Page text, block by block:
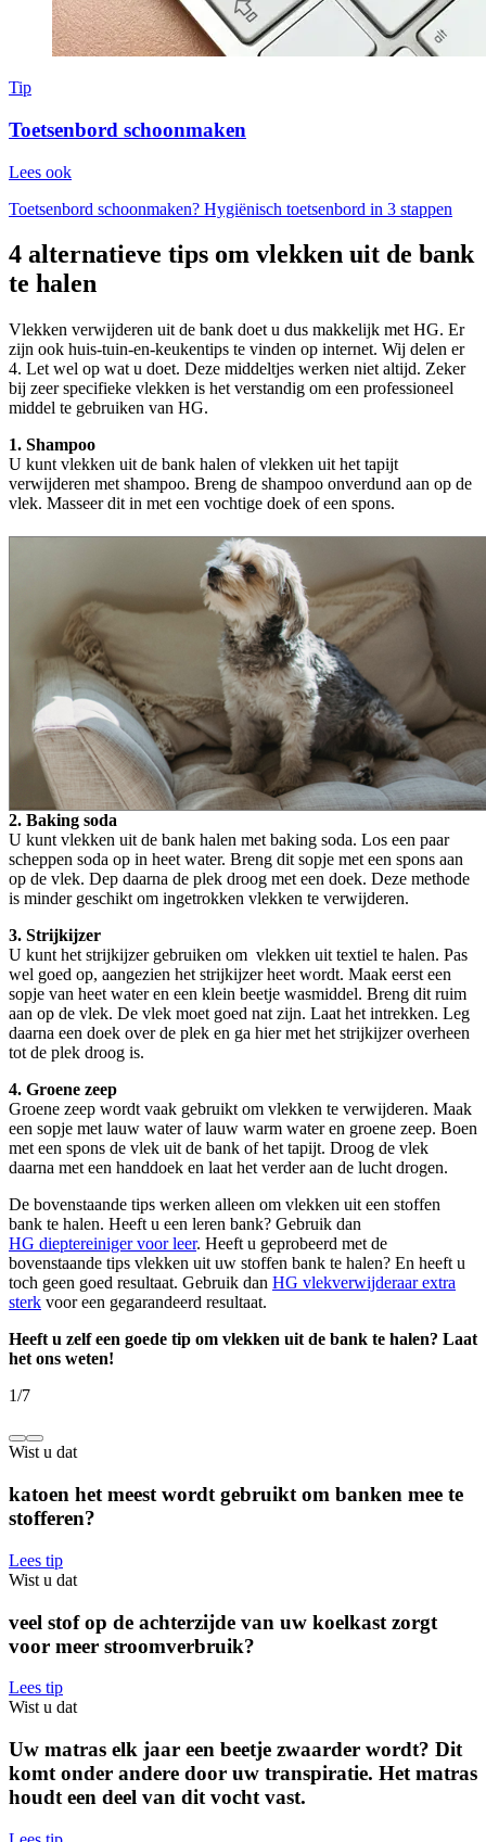
Tip
Toetsenbord schoonmaken
Lees ook
Toetsenbord schoonmaken? Hygiënisch toetsenbord in 3 stappen
4 alternatieve tips om vlekken uit de bank
te halen
Vlekken verwijderen uit de bank doet u dus makkelijk met HG. Er
zijn ook huis-tuin-en-keukentips te vinden op internet. Wij delen er
4. Let wel op wat u doet. Deze middeltjes werken niet altijd. Zeker
bij zeer specifieke vlekken is het verstandig om een professioneel
middel te gebruiken van HG.
1. Shampoo
U kunt vlekken uit de bank halen of vlekken uit het tapijt
verwijderen met shampoo. Breng de shampoo onverdund aan op de
vlek. Masseer dit in met een vochtige doek of een spons.
2. Baking soda
U kunt vlekken uit de bank halen met baking soda. Los een paar
scheppen soda op in heet water. Breng dit sopje met een spons aan
op de vlek. Dep daarna de plek droog met een doek. Deze methode
is minder geschikt om ingetrokken vlekken te verwijderen.
3. Strijkijzer
U kunt het strijkijzer gebruiken om vlekken uit textiel te halen. Pas
wel goed op, aangezien het strijkijzer heet wordt. Maak eerst een
sopje van heet water en een klein beetje wasmiddel. Breng dit ruim
aan op de vlek. De vlek moet goed nat zijn. Laat het intrekken. Leg
daarna een doek over de plek en ga hier met het strijkijzer overheen
tot de plek droog is.
4. Groene zeep
Groene zeep wordt vaak gebruikt om vlekken te verwijderen. Maak
een sopje met lauw water of lauw warm water en groene zeep. Boen
met een spons de vlek uit de bank of het tapijt. Droog de vlek
daarna met een handdoek en laat het verder aan de lucht drogen.
De bovenstaande tips werken alleen om vlekken uit een stoffen
bank te halen. Heeft u een leren bank? Gebruik dan
HG dieptereiniger voor leer. Heeft u geprobeerd met de
bovenstaande tips vlekken uit uw stoffen bank te halen? En heeft u
toch geen goed resultaat. Gebruik dan HG vlekverwijderaar extra
sterk voor een gegarandeerd resultaat.
Heeft u zelf een goede tip om vlekken uit de bank te halen? Laat
het ons weten!
1/7
Wist u dat
katoen het meest wordt gebruikt om banken mee te
stofferen?
Lees tip
Wist u dat
veel stof op de achterzijde van uw koelkast zorgt
voor meer stroomverbruik?
Lees tip
Wist u dat
Uw matras elk jaar een beetje zwaarder wordt? Dit
komt onder andere door uw transpiratie. Het matras
houdt een deel van dit vocht vast.